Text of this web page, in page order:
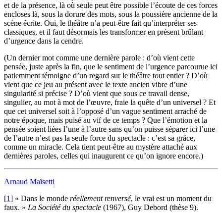
et de la présence, là où seule peut être possible l’écoute de ces forces
encloses là, sous la dorure des mots, sous la poussière ancienne de la
scène écrite. Oui, le théâtre n’a peut-être fait qu’interpréter ses
classiques, et il faut désormais les transformer en présent brûlant
d’urgence dans la cendre.
(Un dernier mot comme une dernière parole : d’où vient cette
pensée, juste après la fin, que le sentiment de l’urgence parcourue ici
patiemment témoigne d’un regard sur le théâtre tout entier ? D’où
vient que ce jeu au présent avec le texte ancien vibre d’une
singularité si précise ? D’où vient que sous ce travail dense,
singulier, au mot à mot de l’œuvre, fraie la quête d’un universel ? Et
que cet universel soit à l’opposé d’un vague sentiment arraché de
notre époque, mais puisé au vif de ce temps ? Que l’émotion et la
pensée soient liées l’une à l’autre sans qu’on puisse séparer ici l’une
de l’autre n’est pas la seule force du spectacle : c’est sa grâce,
comme un miracle. Cela tient peut-être au mystère attaché aux
dernières paroles, celles qui inaugurent ce qu’on ignore encore.)
Arnaud Maïsetti
[1] « Dans le monde réellement renversé, le vrai est un moment du
faux. » La Société du spectacle (1967), Guy Debord (thèse 9).